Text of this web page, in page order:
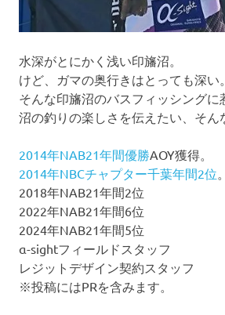
水深がとにかく浅い印旛沼。
けど、ガマの奥行きはとっても深い。
そんな印旛沼のバスフィッシングに
沼の釣りの楽しさを伝えたい、そん
2014年NAB21年間優勝AOY獲得。
2014年NBCチャプター千葉年間2位。
2018年NAB21年間2位
2022年NAB21年間6位
2024年NAB21年間5位
α-sightフィールドスタッフ
レジットデザイン契約スタッフ
※投稿にはPRを含みます。